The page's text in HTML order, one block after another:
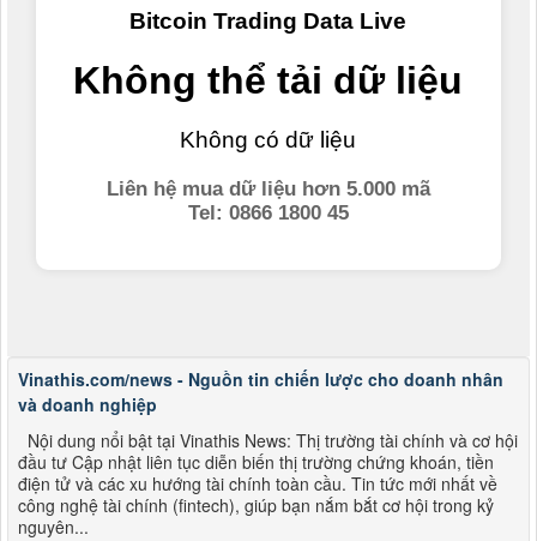
Vinathis.com/news - Nguồn tin chiến lược cho doanh nhân
và doanh nghiệp
Nội dung nổi bật tại Vinathis News: Thị trường tài chính và cơ hội
đầu tư Cập nhật liên tục diễn biến thị trường chứng khoán, tiền
điện tử và các xu hướng tài chính toàn cầu. Tin tức mới nhất về
công nghệ tài chính (fintech), giúp bạn nắm bắt cơ hội trong kỷ
nguyên...